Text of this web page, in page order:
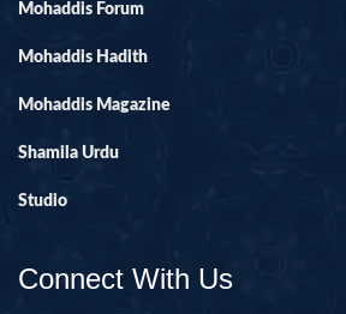
Mohaddis Forum
Mohaddis Hadith
Mohaddis Magazine
Shamila Urdu
Studio
Connect With Us